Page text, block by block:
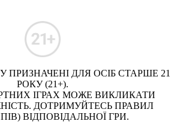
ПРИЗНАЧЕНІ ДЛЯ ОСІБ СТАРШЕ 21
РОКУ (21+).
ІГРАХ МОЖЕ ВИКЛИКАТИ
ДОТРИМУЙТЕСЬ ПРАВИЛ
ВІДПОВІДАЛЬНОЇ ГРИ.